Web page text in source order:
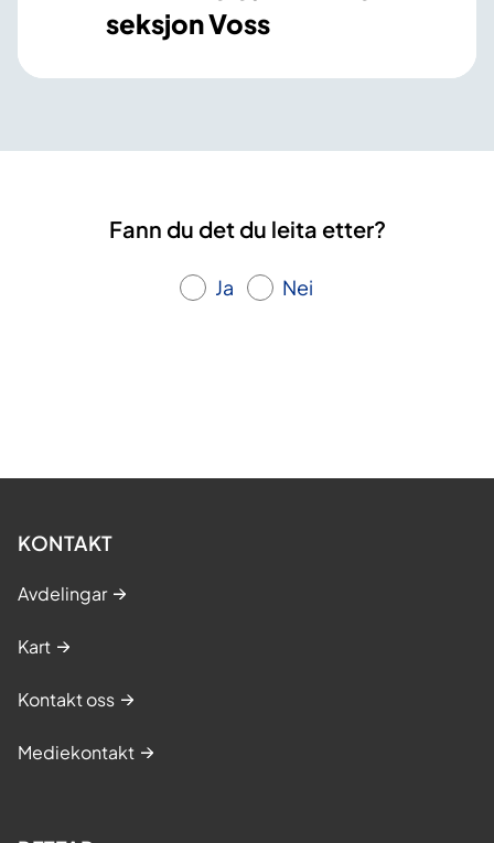
seksjon Voss
Fann du det du leita etter?
Ja Nei
KONTAKT
Avdelingar
Kart
Kontakt oss
Mediekontakt